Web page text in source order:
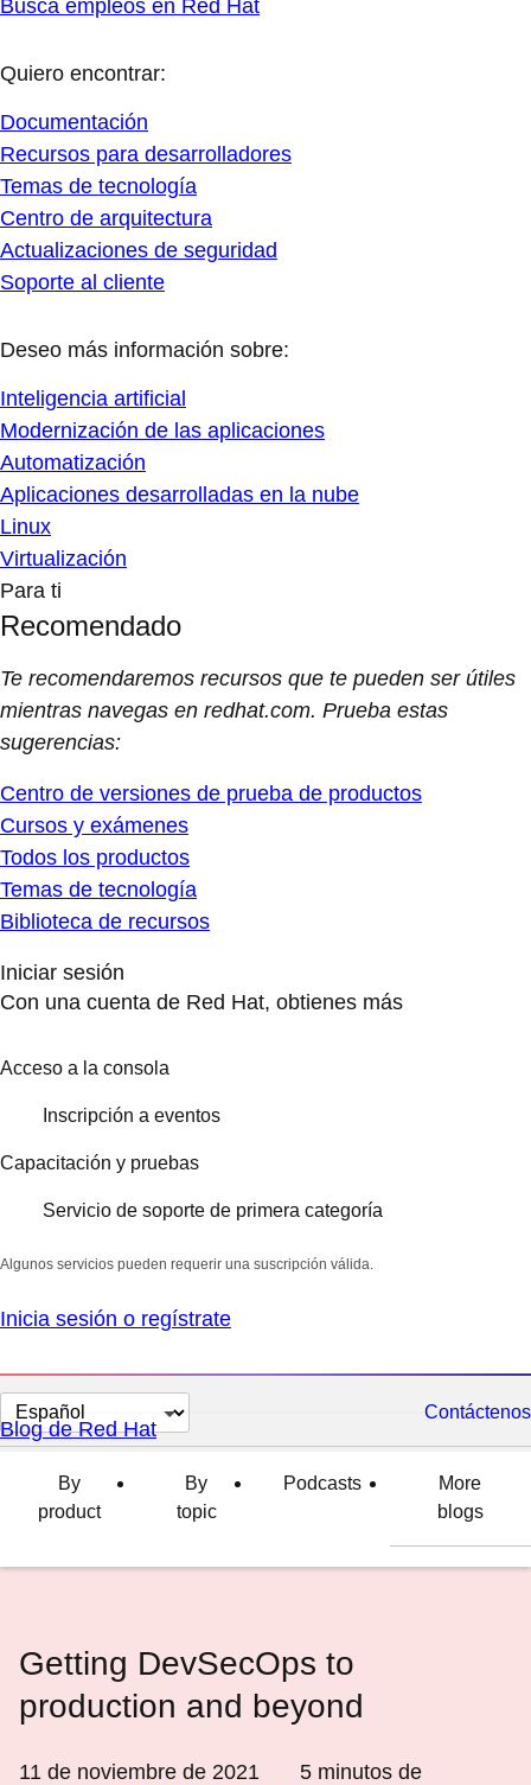
Busca empleos en Red Hat
Quiero encontrar:
Documentación
Recursos para desarrolladores
Temas de tecnología
Centro de arquitectura
Actualizaciones de seguridad
Soporte al cliente
Deseo más información sobre:
Inteligencia artificial
Modernización de las aplicaciones
Automatización
Aplicaciones desarrolladas en la nube
Linux
Virtualización
Para ti
Recomendado
Te recomendaremos recursos que te pueden ser útiles
mientras navegas en redhat.com. Prueba estas
sugerencias:
Centro de versiones de prueba de productos
Cursos y exámenes
Todos los productos
Temas de tecnología
Biblioteca de recursos
Iniciar sesión
Con una cuenta de Red Hat, obtienes más
Acceso a la consola
Inscripción a eventos
Capacitación y pruebas
Servicio de soporte de primera categoría
Algunos servicios pueden requerir una suscripción válida.
Inicia sesión o regístrate
Cambiar
el
idioma
Contáctenos
Blog de Red Hat
By
product
By
topic
Podcasts
More
blogs
Getting DevSecOps to
production and beyond
11 de noviembre de 2021 5 minutos de